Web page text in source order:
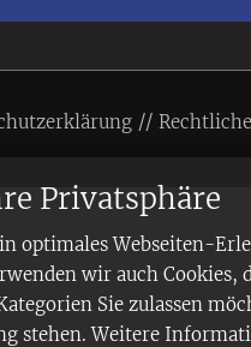
Privatsphäre
optimales Webseiten-
wir auch Cookies,
Sie zulassen
stehen. Weitere